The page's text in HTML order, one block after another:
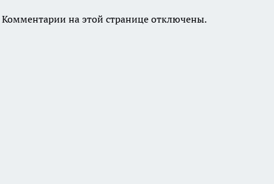
Комментарии на этой странице отключены.